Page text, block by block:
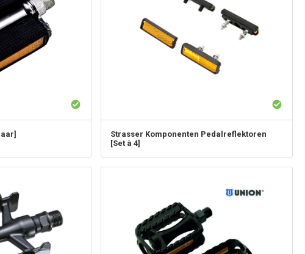
Strasser Komponenten Pedalreflektoren
[Set à 4]